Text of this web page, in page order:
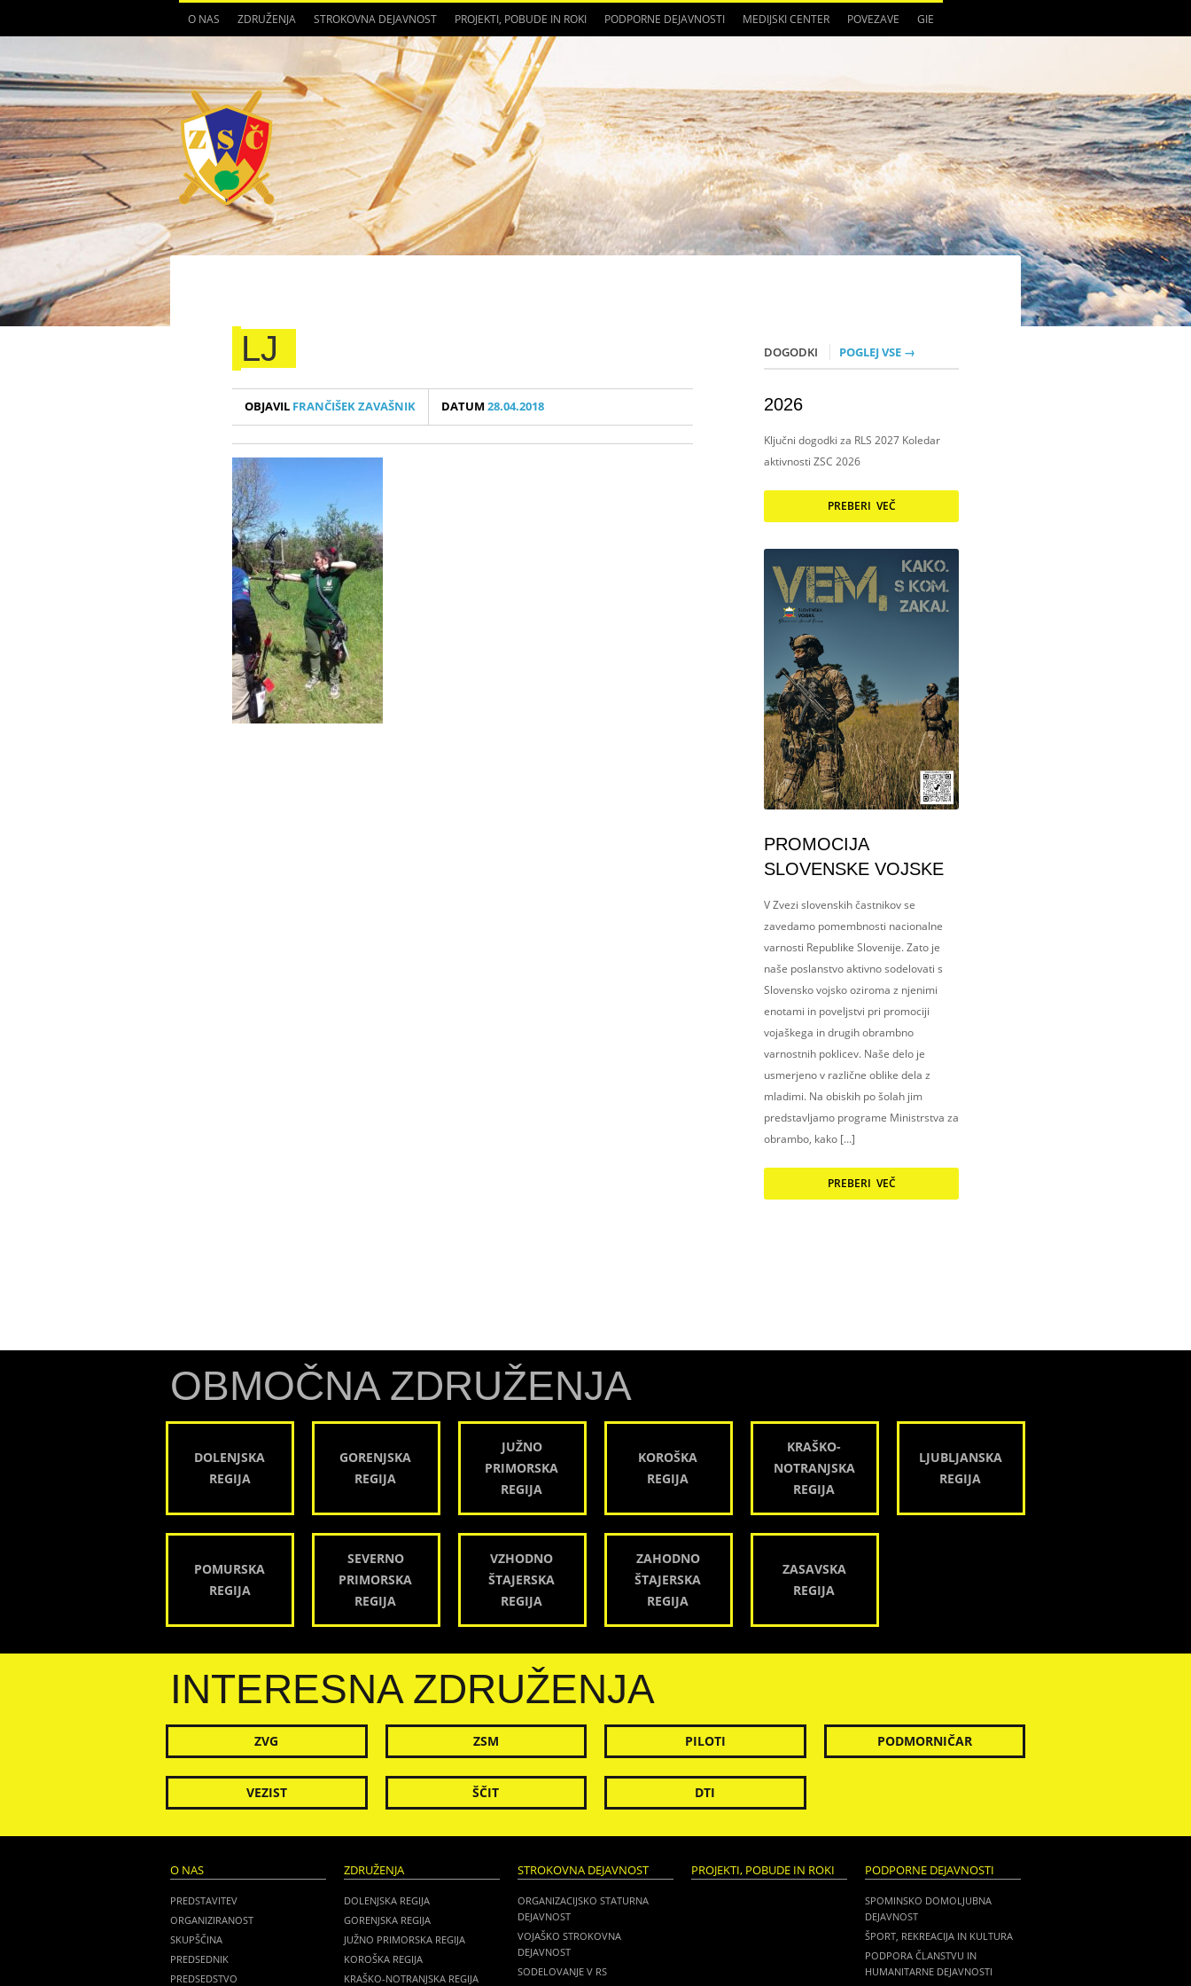
O NAS ZDRUŽENJA STROKOVNA DEJAVNOST PROJEKTI, POBUDE IN ROKI PODPORNE DEJAVNOSTI MEDIJSKI CENTER POVEZAVE GIE
LJ
OBJAVIL FRANČIŠEK ZAVAŠNIK DATUM28.04.2018
DOGODKI POGLEJ VSE →
2026
Ključni dogodki za RLS 2027 Koledar
aktivnosti ZSC 2026
PREBERI VEČ
PROMOCIJA
SLOVENSKE VOJSKE
V Zvezi slovenskih častnikov se
zavedamo pomembnosti nacionalne
varnosti Republike Slovenije. Zato je
naše poslanstvo aktivno sodelovati s
Slovensko vojsko oziroma z njenimi
enotami in poveljstvi pri promociji
vojaškega in drugih obrambno
varnostnih poklicev. Naše delo je
usmerjeno v različne oblike dela z
mladimi. Na obiskih po šolah jim
predstavljamo programe Ministrstva za
obrambo, kako […]
PREBERI VEČ
OBMOČNA ZDRUŽENJA
DOLENJSKA
REGIJA
GORENJSKA
REGIJA
JUŽNO
PRIMORSKA
REGIJA
KOROŠKA
REGIJA
KRAŠKO-
NOTRANJSKA
REGIJA
LJUBLJANSKA
REGIJA
POMURSKA
REGIJA
SEVERNO
PRIMORSKA
REGIJA
VZHODNO
ŠTAJERSKA
REGIJA
ZAHODNO
ŠTAJERSKA
REGIJA
ZASAVSKA
REGIJA
INTERESNA ZDRUŽENJA
ZVG ZSM PILOTI PODMORNIČAR
VEZIST ŠČIT DTI
O NAS
PREDSTAVITEV
ORGANIZIRANOST
SKUPŠČINA
PREDSEDNIK
PREDSEDSTVO
ZDRUŽENJA
DOLENJSKA REGIJA
GORENJSKA REGIJA
JUŽNO PRIMORSKA REGIJA
KOROŠKA REGIJA
KRAŠKO-NOTRANJSKA REGIJA
STROKOVNA DEJAVNOST
ORGANIZACIJSKO STATURNA
DEJAVNOST
VOJAŠKO STROKOVNA
DEJAVNOST
SODELOVANJE V RS
PROJEKTI, POBUDE IN ROKI PODPORNE DEJAVNOSTI
SPOMINSKO DOMOLJUBNA
DEJAVNOST
ŠPORT, REKREACIJA IN KULTURA
PODPORA ČLANSTVU IN
HUMANITARNE DEJAVNOSTI